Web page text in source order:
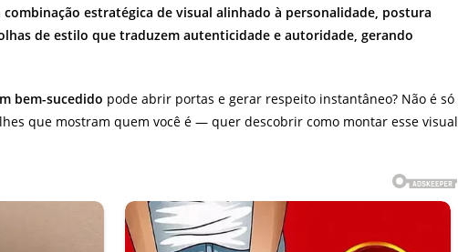
estratégica de visual alinhado à personalidade, postura
de estilo que traduzem autenticidade e autoridade, gerando
bem-sucedido pode abrir portas e gerar respeito instantâneo? Não é só
que mostram quem você é — quer descobrir como montar esse visual